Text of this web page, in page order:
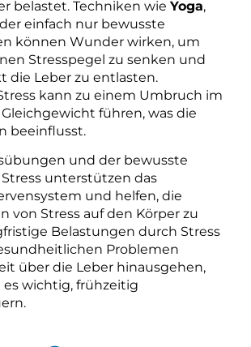
belastet. Techniken wie Yoga,
einfach nur bewusste
können Wunder wirken, um
Stresspegel zu senken und
die Leber zu entlasten.
kann zu einem Umbruch im
führen, was die
beeinflusst.
und der bewusste
unterstützen das
und helfen, die
von Stress auf den Körper zu
Belastungen durch Stress
Problemen
über die Leber hinausgehen,
es wichtig, frühzeitig